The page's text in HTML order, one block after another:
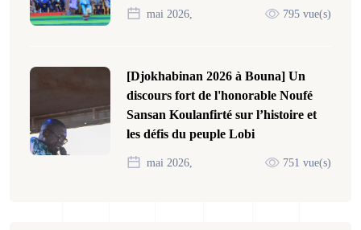
mai 2026, 795 vue(s)
[Djokhabinan 2026 à Bouna] Un
discours fort de l'honorable Noufé
Sansan Koulanfirté sur l’histoire et
les défis du peuple Lobi
mai 2026, 751 vue(s)